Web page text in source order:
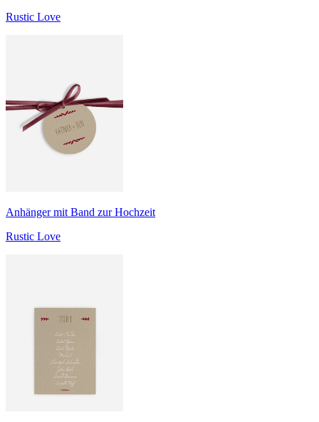
Rustic Love
Anhänger mit Band zur Hochzeit
Rustic Love